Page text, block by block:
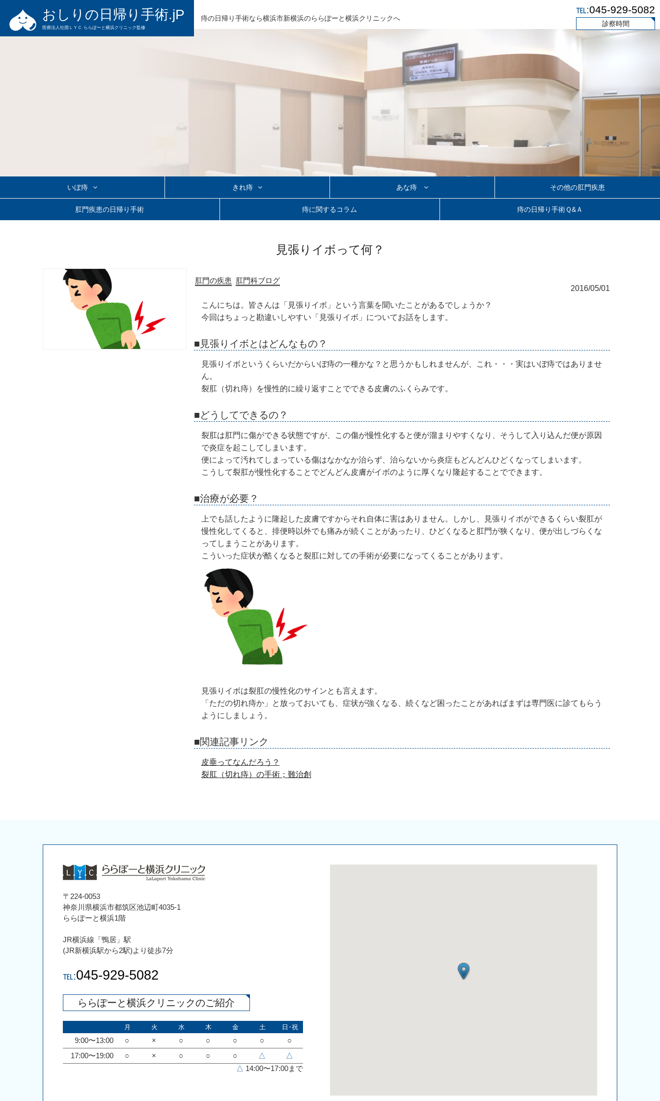
おしりの日帰り手術.jP
医療法人社団ＬＹＣ ららぽーと横浜クリニック監修
痔の日帰り手術なら横浜市新横浜のららぽーと横浜クリニックへ
℡:045-929-5082
診察時間
いぼ痔
いぼ痔の日帰り手術
切らないいぼ痔の治療
きれ痔 あな痔
あな痔の日帰り手術
その他の肛門疾患
肛門疾患の日帰り手術 痔に関するコラム 痔の日帰り手術Ｑ&Ａ
見張りイボって何？
肛門の疾患 肛門科ブログ
2016/05/01
こんにちは。皆さんは「見張りイボ」という言葉を聞いたことがあるでしょうか？
今回はちょっと勘違いしやすい「見張りイボ」についてお話をします。
■見張りイボとはどんなもの？
見張りイボというくらいだからいぼ痔の一種かな？と思うかもしれませんが、これ・・・実はいぼ痔ではありませ
ん。
裂肛（切れ痔）を慢性的に繰り返すことでできる皮膚のふくらみです。
■どうしてできるの？
裂肛は肛門に傷ができる状態ですが、この傷が慢性化すると便が溜まりやすくなり、そうして入り込んだ便が原因
で炎症を起こしてしまいます。
便によって汚れてしまっている傷はなかなか治らず、治らないから炎症もどんどんひどくなってしまいます。
こうして裂肛が慢性化することでどんどん皮膚がイボのように厚くなり隆起することでできます。
■治療が必要？
上でも話したように隆起した皮膚ですからそれ自体に害はありません。しかし、見張りイボができるくらい裂肛が
慢性化してくると、排便時以外でも痛みが続くことがあったり、ひどくなると肛門が狭くなり、便が出しづらくな
ってしまうことがあります。
こういった症状が酷くなると裂肛に対しての手術が必要になってくることがあります。
見張りイボは裂肛の慢性化のサインとも言えます。
「ただの切れ痔か」と放っておいても、症状が強くなる、続くなど困ったことがあればまずは専門医に診てもらう
ようにしましょう。
■関連記事リンク
皮垂ってなんだろう？
裂肛（切れ痔）の手術；難治創
〒224-0053
神奈川県横浜市都筑区池辺町4035-1
ららぽーと横浜1階
JR横浜線「鴨居」駅
(JR新横浜駅から2駅)より徒歩7分
℡:045-929-5082
ららぽーと横浜クリニックのご紹介
月 火 水 木 金 土 日・祝
△ 14:00〜17:00まで
9:00〜13:00 ○ × ○ ○ ○ ○
○
17:00〜19:00
○ × ○ ○ ○ △ △